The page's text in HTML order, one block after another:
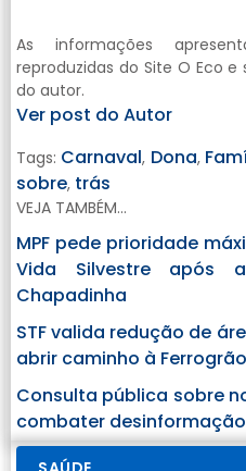
As informações
reproduzidas do Site O Eco
do autor.
Ver post do Autor
Tags: Carnaval, Dona,
sobre, trás
VEJA TAMBÉM...
MPF pede prioridade
Vida Silvestre após
Chapadinha
STF valida redução de
abrir caminho à Ferrogrão
Consulta pública sobre
combater